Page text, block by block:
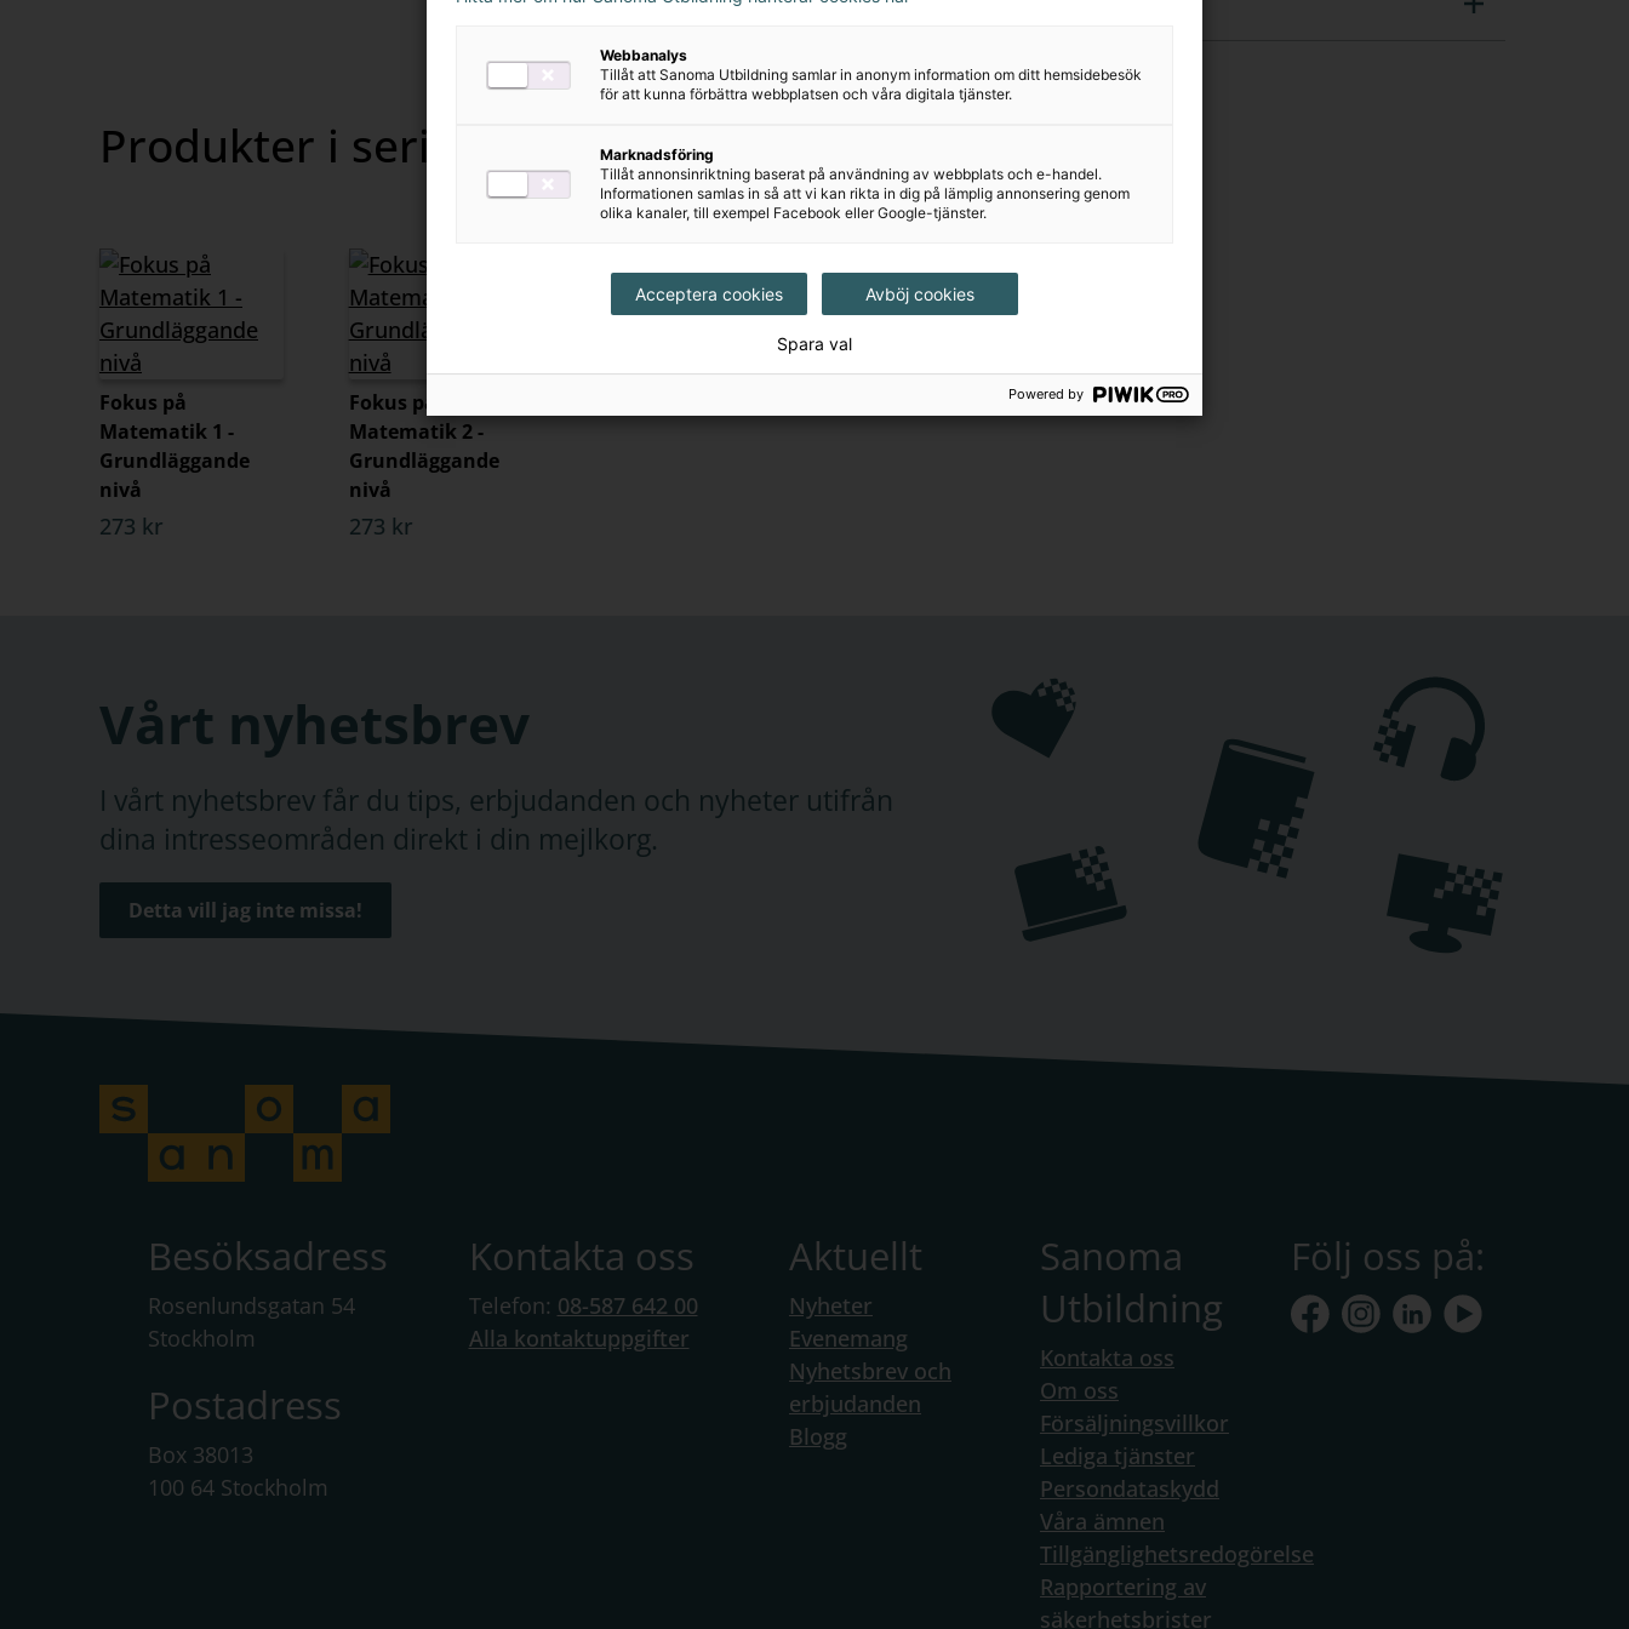
Produkter i serien
Fokus på
Matematik 1 -
Grundläggande
nivå
273 kr
Fokus på
Matematik 2 -
Grundläggande
nivå
273 kr
Vårt nyhetsbrev
I vårt nyhetsbrev får du tips, erbjudanden och nyheter utifrån
dina intresseområden direkt i din mejlkorg.
Detta vill jag inte missa!
Besöksadress
Rosenlundsgatan 54
Stockholm
Postadress
Box 38013
100 64 Stockholm
Kontakta oss
Telefon: 08-587 642 00
Alla kontaktuppgifter
Aktuellt
Nyheter
Evenemang
Nyhetsbrev och
erbjudanden
Blogg
Sanoma
Utbildning
Kontakta oss
Om oss
Försäljningsvillkor
Lediga tjänster
Persondataskydd
Våra ämnen
Tillgänglighetsredogörelse
Rapportering av
säkerhetsbrister
Följ oss på:
Webbanalys
Tillåt att Sanoma Utbildning samlar in anonym information om ditt hemsidebesök
för att kunna förbättra webbplatsen och våra digitala tjänster.
Marknadsföring
Tillåt annonsinriktning baserat på användning av webbplats och e-handel.
Informationen samlas in så att vi kan rikta in dig på lämplig annonsering genom
olika kanaler, till exempel Facebook eller Google-tjänster.
Acceptera cookies Avböj cookies
Spara val
Powered by